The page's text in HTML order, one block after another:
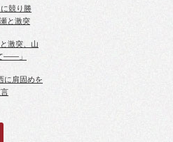
競り勝
と激突
激突、山
――」
に肩固めを